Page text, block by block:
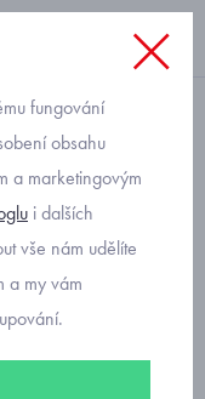
92 do velikosti 116 od
.
fungování
obsahu
a marketingovým
i dalších
vše nám udělíte
a my vám